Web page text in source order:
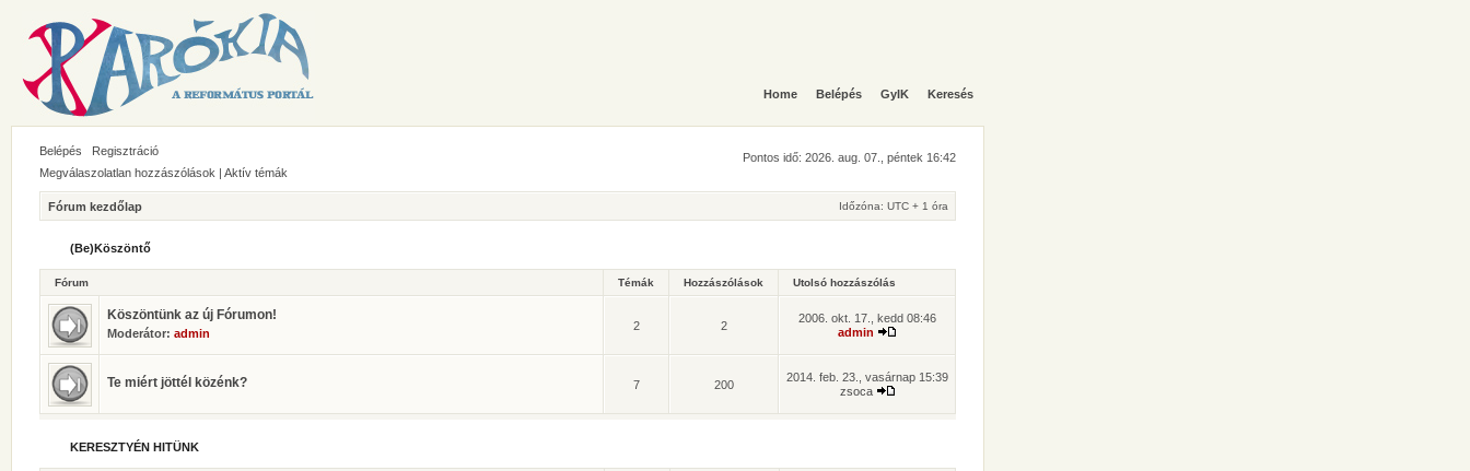
Home Belépés GyIK Keresés
Belépés Regisztráció
Pontos idő: 2026. aug. 07., péntek 16:42
Megválaszolatlan hozzászólások | Aktív témák
Fórum kezdőlap Időzóna: UTC + 1 óra
(Be)Köszöntő
Fórum Témák Hozzászólások Utolsó hozzászólás
Köszöntünk az új Fórumon!
Moderátor: admin
2 2
2006. okt. 17., kedd 08:46
admin
Te miért jöttél közénk? 7 200
2014. feb. 23., vasárnap 15:39
zsoca
KERESZTYÉN HITÜNK